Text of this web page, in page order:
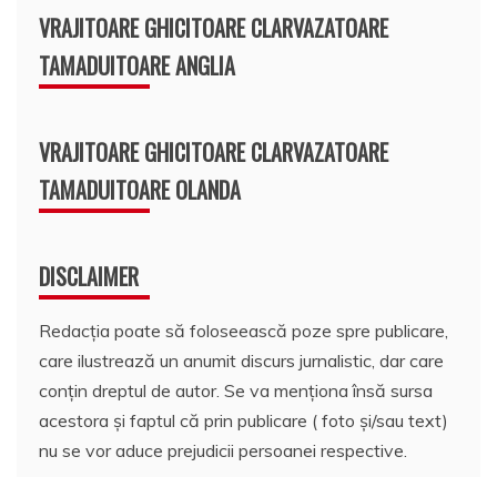
VRAJITOARE GHICITOARE CLARVAZATOARE
TAMADUITOARE ANGLIA
VRAJITOARE GHICITOARE CLARVAZATOARE
TAMADUITOARE OLANDA
DISCLAIMER
Redacția poate să foloseească poze spre publicare,
care ilustrează un anumit discurs jurnalistic, dar care
conțin dreptul de autor. Se va menționa însă sursa
acestora și faptul că prin publicare ( foto și/sau text)
nu se vor aduce prejudicii persoanei respective.